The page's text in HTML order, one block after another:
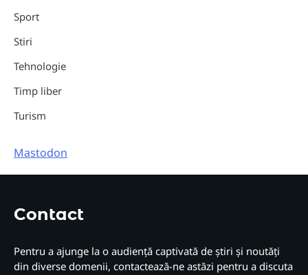
Sport
Stiri
Tehnologie
Timp liber
Turism
Mastodon
Contact
Pentru a ajunge la o audiență captivată de știri și noutăți
din diverse domenii, contactează-ne astăzi pentru a discuta